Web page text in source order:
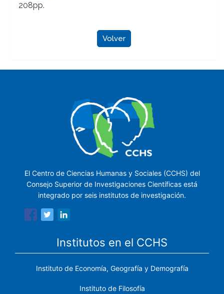
208pp.
Volver
El Centro de Ciencias Humanas y Sociales (CCHS) del
Consejo Superior de Investigaciones Científicas está
integrado por seis institutos de investigación.
Institutos en el CCHS
Instituto de Economía, Geografía y Demografía
Instituto de Filosofía